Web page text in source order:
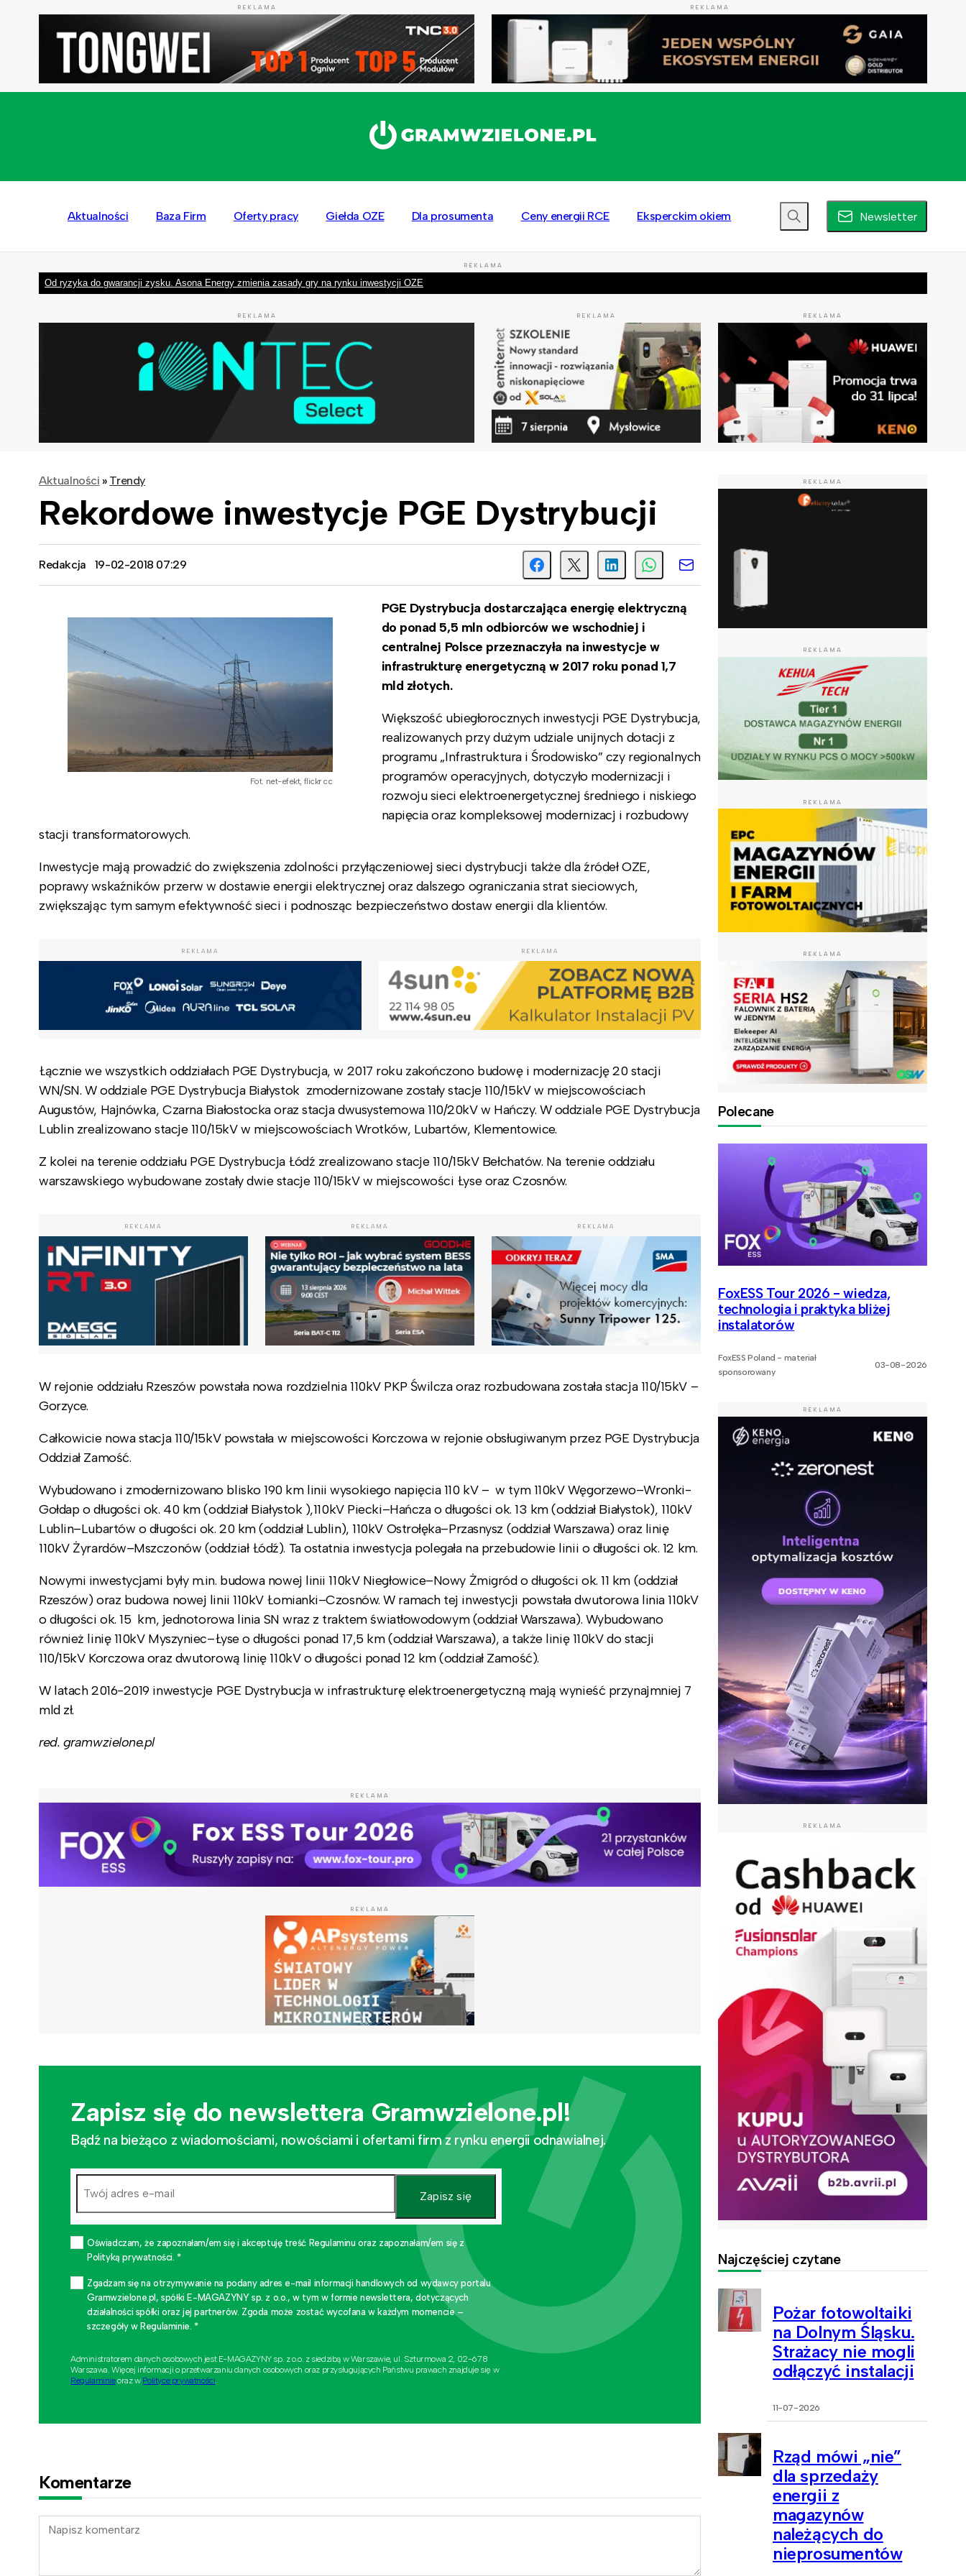
REKLAMA REKLAMA
Aktualności Baza Firm Oferty pracy Giełda OZE Dla prosumenta Ceny energii RCE Eksperckim okiem Newsletter
REKLAMA
Od ryzyka do gwarancji zysku. Asona Energy zmienia zasady gry na rynku inwestycji OZE
REKLAMA REKLAMA REKLAMA
Aktualności » Trendy
Rekordowe inwestycje PGE Dystrybucji
Redakcja 19-02-2018 07:29
Fot. net-efekt, flickr cc
PGE Dystrybucja dostarczająca energię elektryczną
do ponad 5,5 mln odbiorców we wschodniej i
centralnej Polsce przeznaczyła na inwestycje w
infrastrukturę energetyczną w 2017 roku ponad 1,7
mld złotych.
Większość ubiegłorocznych inwestycji PGE Dystrybucja,
realizowanych przy dużym udziale unijnych dotacji z
programu „Infrastruktura i Środowisko” czy regionalnych
programów operacyjnych, dotyczyło modernizacji i
rozwoju sieci elektroenergetycznej średniego i niskiego
napięcia oraz kompleksowej modernizacj i rozbudowy
stacji transformatorowych.
Inwestycje mają prowadzić do zwiększenia zdolności przyłączeniowej sieci dystrybucji także dla źródeł OZE,
poprawy wskaźników przerw w dostawie energii elektrycznej oraz dalszego ograniczania strat sieciowych,
zwiększając tym samym efektywność sieci i podnosząc bezpieczeństwo dostaw energii dla klientów.
REKLAMA REKLAMA
Łącznie we wszystkich oddziałach PGE Dystrybucja, w 2017 roku zakończono budowę i modernizację 20 stacji
WN/SN. W oddziale PGE Dystrybucja Białystok zmodernizowane zostały stacje 110/15kV w miejscowościach
Augustów, Hajnówka, Czarna Białostocka oraz stacja dwusystemowa 110/20kV w Hańczy. W oddziale PGE Dystrybucja
Lublin zrealizowano stacje 110/15kV w miejscowościach Wrotków, Lubartów, Klementowice.
Z kolei na terenie oddziału PGE Dystrybucja Łódź zrealizowano stacje 110/15kV Bełchatów. Na terenie oddziału
warszawskiego wybudowane zostały dwie stacje 110/15kV w miejscowości Łyse oraz Czosnów.
REKLAMA REKLAMA REKLAMA
W rejonie oddziału Rzeszów powstała nowa rozdzielnia 110kV PKP Świlcza oraz rozbudowana została stacja 110/15kV –
Gorzyce.
Całkowicie nowa stacja 110/15kV powstała w miejscowości Korczowa w rejonie obsługiwanym przez PGE Dystrybucja
Oddział Zamość.
Wybudowano i zmodernizowano blisko 190 km linii wysokiego napięcia 110 kV – w tym 110kV Węgorzewo–Wronki-
Gołdap o długości ok. 40 km (oddział Białystok ),110kV Piecki–Hańcza o długości ok. 13 km (oddział Białystok), 110kV
Lublin–Lubartów o długości ok. 20 km (oddział Lublin), 110kV Ostrołęka–Przasnysz (oddział Warszawa) oraz linię
110kV Żyrardów–Mszczonów (oddział Łódź). Ta ostatnia inwestycja polegała na przebudowie linii o długości ok. 12 km.
Nowymi inwestycjami były m.in. budowa nowej linii 110kV Niegłowice–Nowy Żmigród o długości ok. 11 km (oddział
Rzeszów) oraz budowa nowej linii 110kV Łomianki–Czosnów. W ramach tej inwestycji powstała dwutorowa linia 110kV
o długości ok. 15 km, jednotorowa linia SN wraz z traktem światłowodowym (oddział Warszawa). Wybudowano
również linię 110kV Myszyniec–Łyse o długości ponad 17,5 km (oddział Warszawa), a także linię 110kV do stacji
110/15kV Korczowa oraz dwutorową linię 110kV o długości ponad 12 km (oddział Zamość).
W latach 2016-2019 inwestycje PGE Dystrybucja w infrastrukturę elektroenergetyczną mają wynieść przynajmniej 7
mld zł.
red. gramwzielone.pl
REKLAMA
REKLAMA
Zapisz się do newslettera Gramwzielone.pl!
Bądź na bieżąco z wiadomościami, nowościami i ofertami firm z rynku energii odnawialnej.
Zapisz się
Oświadczam, że zapoznałam/em się i akceptuję treść Regulaminu oraz zapoznałam/em się z
Polityką prywatności. *
Zgadzam się na otrzymywanie na podany adres e-mail informacji handlowych od wydawcy portalu
Gramwzielone.pl, spółki E-MAGAZYNY sp. z o.o., w tym w formie newslettera, dotyczących
działalności spółki oraz jej partnerów. Zgoda może zostać wycofana w każdym momencie –
szczegóły w Regulaminie. *
Administratorem danych osobowych jest E-MAGAZYNY sp. z o.o. z siedzibą w Warszawie, ul. Szturmowa 2, 02-678
Warszawa. Więcej informacji o przetwarzaniu danych osobowych oraz przysługujących Państwu prawach znajduje się w
Regulaminieoraz w Polityce prywatności
Komentarze
REKLAMA
REKLAMA
REKLAMA
REKLAMA
Polecane
FoxESS Tour 2026 - wiedza,
technologia i praktyka bliżej
instalatorów
FoxESS Poland - materiał
sponsorowany
03-08-2026
REKLAMA
REKLAMA
Najczęściej czytane
Pożar fotowoltaiki
na Dolnym Śląsku.
Strażacy nie mogli
odłączyć instalacji
11-07-2026
Rząd mówi „nie”
dla sprzedaży
energii z
magazynów
należących do
nieprosumentów